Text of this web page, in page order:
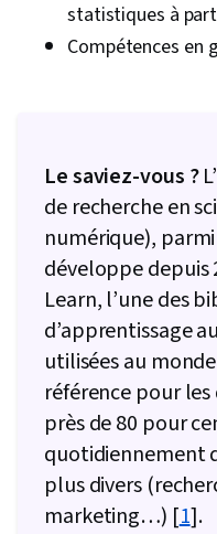
statistiques à
Compétences en
Le saviez-vous ?
de recherche en
numérique),
développe depuis
Learn, l’une des
d’apprentissage
utilisées au
référence pour
près de 80 pour
quotidiennement
plus divers
marketing…) [1].